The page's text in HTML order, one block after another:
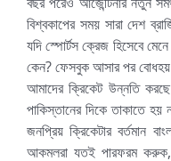
বিশ্বকাপের সময় সারা দেশ
যদি স্পোর্টস ক্রেজ হিসেবে
কেন? ফেসবুক আসার পর
আমাদের ক্রিকেট উন্নতি
পাকিস্তানের দিকে তাকাতে
জনপ্রিয় ক্রিকেটার বর্তমান
আকমলরা যতই পারফরম